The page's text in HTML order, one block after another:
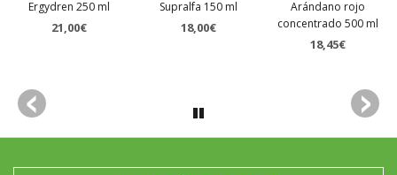
Ergydren 250 ml
21,00€
Supralfa 150 ml
18,00€
Arándano rojo
concentrado 500 ml
18,45€